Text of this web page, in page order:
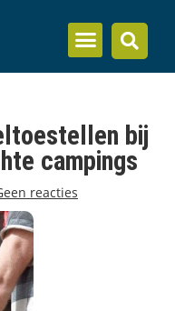
bij
campings
reacties